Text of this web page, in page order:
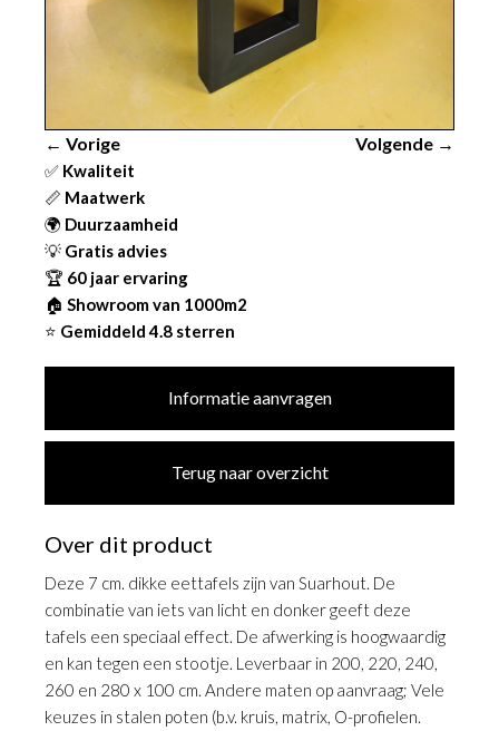
← Vorige Volgende →
✅ Kwaliteit
📏 Maatwerk
🌍 Duurzaamheid
💡 Gratis advies
🏆 60 jaar ervaring
🏠 Showroom van 1000m2
⭐ Gemiddeld 4.8 sterren
Informatie aanvragen
Terug naar overzicht
Over dit product
Deze 7 cm. dikke eettafels zijn van Suarhout. De
combinatie van iets van licht en donker geeft deze
tafels een speciaal effect. De afwerking is hoogwaardig
en kan tegen een stootje. Leverbaar in 200, 220, 240,
260 en 280 x 100 cm. Andere maten op aanvraag; Vele
keuzes in stalen poten (b.v. kruis, matrix, O-profielen.